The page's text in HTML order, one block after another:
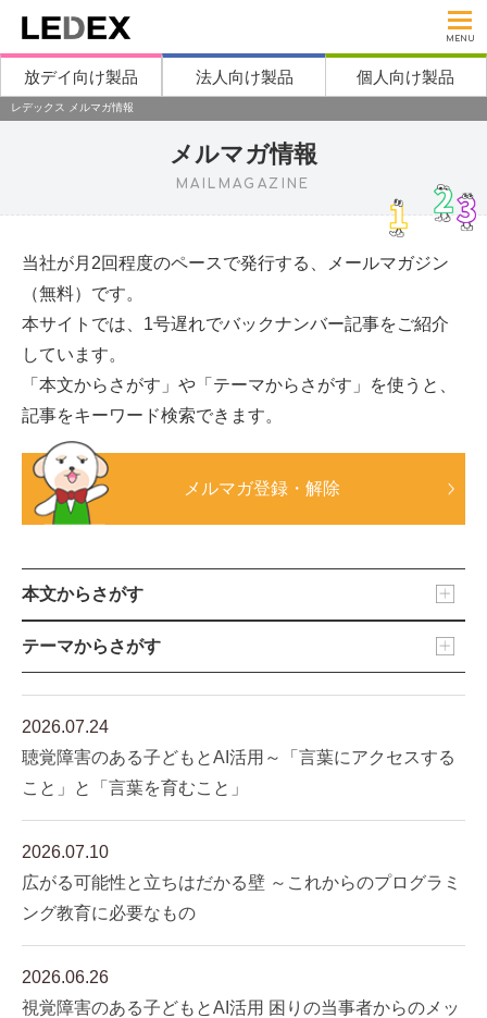
MENU
放デイ向け製品 法人向け製品 個人向け製品
レデックス メルマガ情報
メルマガ情報
MAILMAGAZINE
当社が月2回程度のペースで発行する、メールマガジン
（無料）です。
本サイトでは、1号遅れでバックナンバー記事をご紹介
しています。
「本文からさがす」や「テーマからさがす」を使うと、
記事をキーワード検索できます。
メルマガ登録・解除
本文からさがす
テーマからさがす
2026.07.24
聴覚障害のある子どもとAI活用～「言葉にアクセスする
こと」と「言葉を育むこと」
2026.07.10
広がる可能性と立ちはだかる壁 ～これからのプログラミ
ング教育に必要なもの
2026.06.26
視覚障害のある子どもとAI活用 困りの当事者からのメッ